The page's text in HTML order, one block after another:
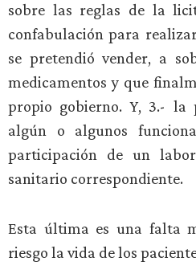
sobre las reglas de la
confabulación para
se pretendió vender, a
medicamentos y que
propio gobierno. Y, 3.- la
algún o algunos
participación de un
sanitario correspondiente.
Esta última es una falta
riesgo la vida de los